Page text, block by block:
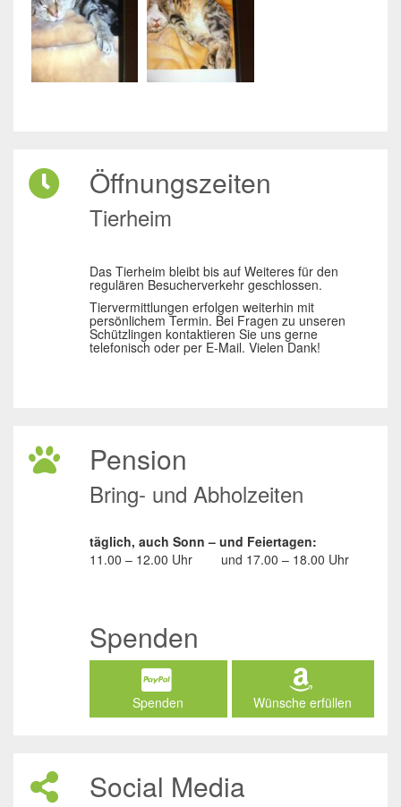
Öffnungszeiten
Tierheim
Das Tierheim bleibt bis auf Weiteres für den
regulären Besucherverkehr geschlossen.
Tiervermittlungen erfolgen weiterhin mit
persönlichem Termin. Bei Fragen zu unseren
Schützlingen kontaktieren Sie uns gerne
telefonisch oder per E-Mail. Vielen Dank!
Pension
Bring- und Abholzeiten
täglich, auch Sonn – und Feiertagen:
11.00 – 12.00 Uhr
und 17.00 – 18.00 Uhr
Spenden
Spenden Wünsche erfüllen
Social Media